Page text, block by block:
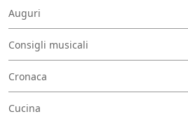
Auguri
Consigli musicali
Cronaca
Cucina